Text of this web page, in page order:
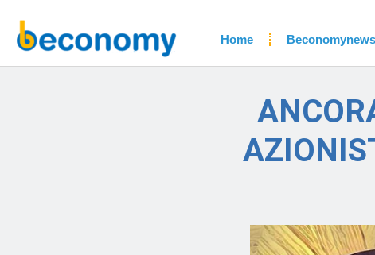
Home Beconomynews